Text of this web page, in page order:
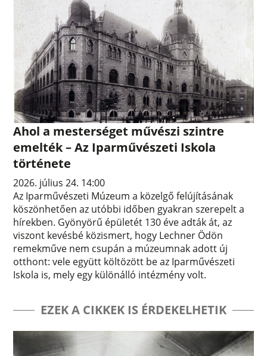
Ahol a mesterséget művészi szintre
emelték – Az Iparművészeti Iskola
története
2026. július 24. 14:00
Az Iparművészeti Múzeum a közelgő felújításának
köszönhetően az utóbbi időben gyakran szerepelt a
hírekben. Gyönyörű épületét 130 éve adták át, az
viszont kevésbé közismert, hogy Lechner Ödön
remekműve nem csupán a múzeumnak adott új
otthont: vele együtt költözött be az Iparművészeti
Iskola is, mely egy különálló intézmény volt.
EZEK A CIKKEK IS ÉRDEKELHETIK